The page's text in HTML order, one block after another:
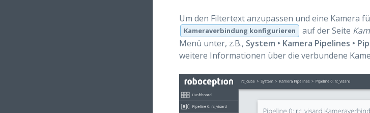
Um den Filtertext anzupassen und eine Kamera
Kameraverbindung konfigurieren auf der Seite
Menü unter, z.B., System ‣ Kamera Pipelines ‣
weitere Informationen über die verbundene